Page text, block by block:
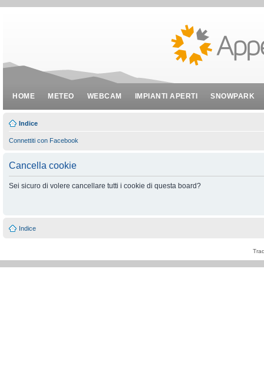
HOME METEO WEBCAM IMPIANTI APERTI SNOWPARK
Indice
Connettiti con Facebook
Cancella cookie
Sei sicuro di volere cancellare tutti i cookie di questa board?
Indice